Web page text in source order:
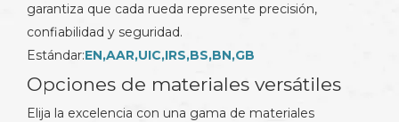
garantiza que cada rueda represente precisión,
confiabilidad y seguridad.
Estándar:EN,AAR,UIC,IRS,BS,BN,GB
Opciones de materiales versátiles
Elija la excelencia con una gama de materiales